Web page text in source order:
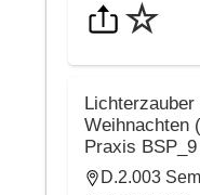
☆
Weihnachten
Praxis
D.2.003